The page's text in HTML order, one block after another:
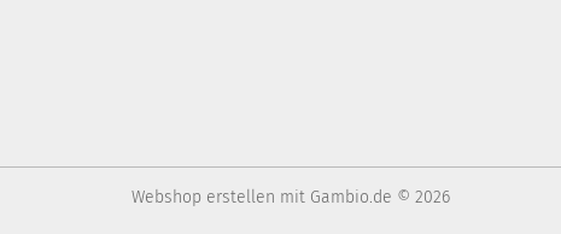
Webshop erstellen mit Gambio.de © 2026